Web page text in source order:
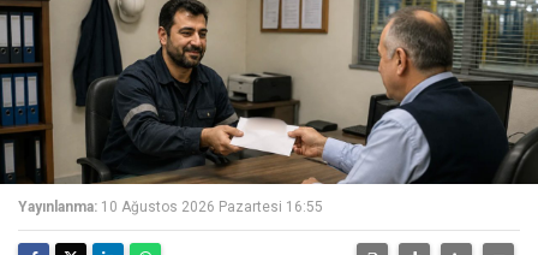
Yayınlanma: 10 Ağustos 2026 Pazartesi 16:55